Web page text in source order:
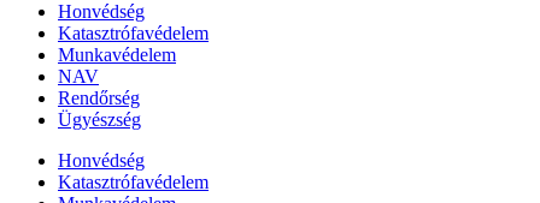
Honvédség
Katasztrófavédelem
Munkavédelem
NAV
Rendőrség
Ügyészség
Honvédség
Katasztrófavédelem